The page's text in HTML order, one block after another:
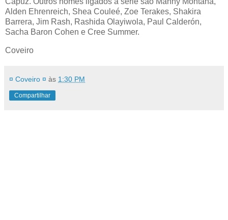
Alden Ehrenreich, Shea Couleé, Zoe Terakes, Shakira
Barrera, Jim Rash, Rashida Olayiwola, Paul Calderón,
Sacha Baron Cohen e Cree Summer.
Coveiro
¤ Coveiro ¤ às 1:30 PM
Compartilhar